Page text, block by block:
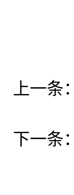
上一条：
下一条：